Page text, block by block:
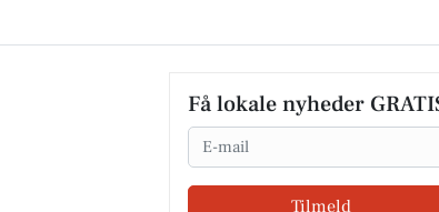
Få lokale nyheder
Email
Tilmeld